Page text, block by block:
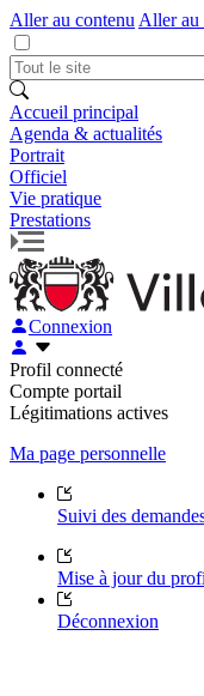
Aller au contenu Aller au
Accueil principal
Agenda & actualités
Portrait
Officiel
Vie pratique
Prestations
Connexion
Profil connecté
Compte portail
Légitimations actives
Ma page personnelle
Suivi des
Mise à jour du
Déconnexion